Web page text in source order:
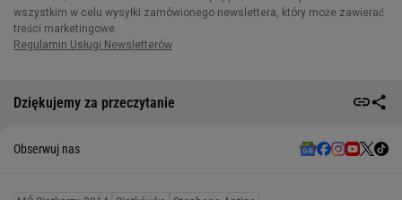
Dziękujemy za przeczytanie
Obserwuj nas